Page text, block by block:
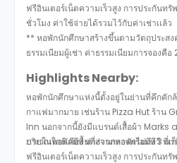
ฟรีอินเตอร์เน็ตความเร็วสูง การประกันทรั
ชั่วโมง ค่าใช้จ่ายได้รวมไว้กับค่าเช่าเเล้ว
** หอพักนักศึกษาสร้างขึ้นตามวัตถุประส
ธรรมเนียมผู้เช่า ค่าธรรมเนียมการจอง
Highlights Nearby:
หอพักนักศึกษาแห่งนี้ตั้งอยู่ในย่านที่คึกคัก
กาแฟมากมาย เช่นร้าน Pizza Hut ร้าน
Inn นอกจากนี้ยังมีแบรนด์เสื้อผ้า Marks
บริเวณใกล้เคียง ห่างจากหอพักไม่ถึง 3 น
ภายในหอพักมีพื้นที่ส่วนกลางพร้อมทีวี ที่เ
ฟรีอินเตอร์เน็ตความเร็วสูง การประกันทรั